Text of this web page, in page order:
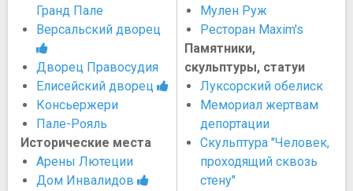
Гранд Пале
Версальский дворец
Дворец Правосудия
Елисейский дворец
Консьержери
Пале-Рояль
Исторические места
Арены Лютеции
Дом Инвалидов
Мулен Руж
Ресторан Maxim's
Памятники,
скульптуры, статуи
Луксорский обелиск
Мемориал жертвам
депортации
Скульптура "Человек,
проходящий сквозь
стену"